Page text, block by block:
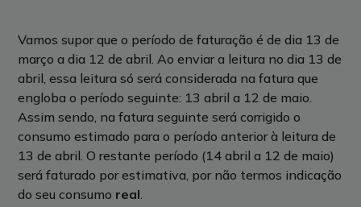
Vamos supor que o período de faturação é de dia 13 de
março a dia 12 de abril. Ao enviar a leitura no dia 13 de
abril, essa leitura só será considerada na fatura que
engloba o período seguinte: 13 abril a 12 de maio.
Assim sendo, na fatura seguinte será corrigido o
consumo estimado para o período anterior à leitura de
13 de abril. O restante período (14 abril a 12 de maio)
será faturado por estimativa, por não termos indicação
do seu consumo real